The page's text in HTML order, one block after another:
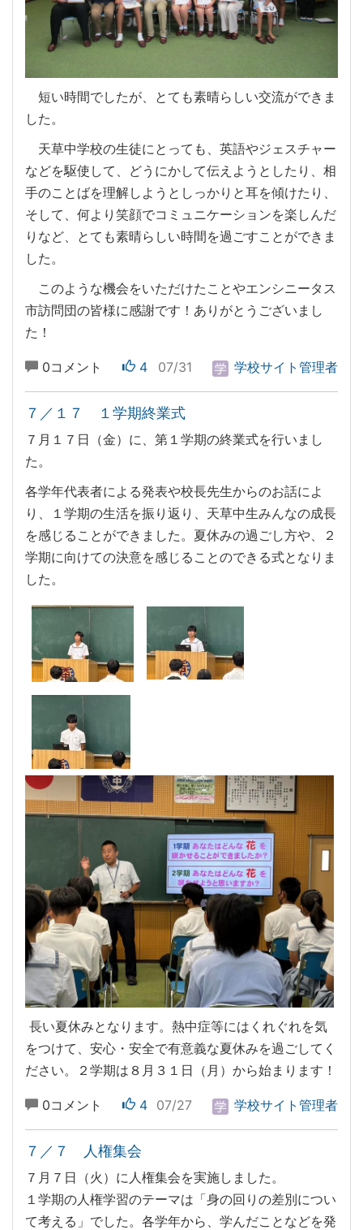
短い時間でしたが、とても素晴らしい交流ができま
した。
天草中学校の生徒にとっても、英語やジェスチャー
などを駆使して、どうにかして伝えようとしたり、相
手のことばを理解しようとしっかりと耳を傾けたり、
そして、何より笑顔でコミュニケーションを楽しんだ
りなど、とても素晴らしい時間を過ごすことができま
した。
このような機会をいただけたことやエンシニータス
市訪問団の皆様に感謝です！ありがとうございまし
た！
0コメント 4 07/31 学校サイト管理者
７／１７ １学期終業式
７月１７日（金）に、第１学期の終業式を行いまし
た。
各学年代表者による発表や校長先生からのお話によ
り、１学期の生活を振り返り、天草中生みんなの成長
を感じることができました。夏休みの過ごし方や、２
学期に向けての決意を感じることのできる式となりま
した。
長い夏休みとなります。熱中症等にはくれぐれを気
をつけて、安心・安全で有意義な夏休みを過ごしてく
ださい。２学期は８月３１日（月）から始まります！
0コメント 4 07/27 学校サイト管理者
７／７ 人権集会
７月７日（火）に人権集会を実施しました。
１学期の人権学習のテーマは「身の回りの差別につい
て考える」でした。各学年から、学んだことなどを発